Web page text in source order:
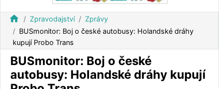
home Zpravodajství
Zprávy
BUSmonitor: Boj o české autobusy: Holandské dráhy
kupují Probo Trans
BUSmonitor: Boj o české
autobusy: Holandské dráhy kupují